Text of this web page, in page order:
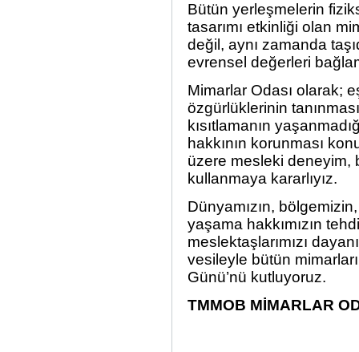
Bütün yerleşmelerin
tasarımı etkinliği olan
değil, aynı zamanda
evrensel değerleri
Mimarlar Odası olarak;
özgürlüklerinin
kısıtlamanın
hakkının korunması
üzere mesleki deneyim,
kullanmaya kararlıyız.
Dünyamızın,
yaşama hakkımızın
meslektaşlarımızı
vesileyle bütün
Günü’nü kutluyoruz.
TMMOB MİMARLAR